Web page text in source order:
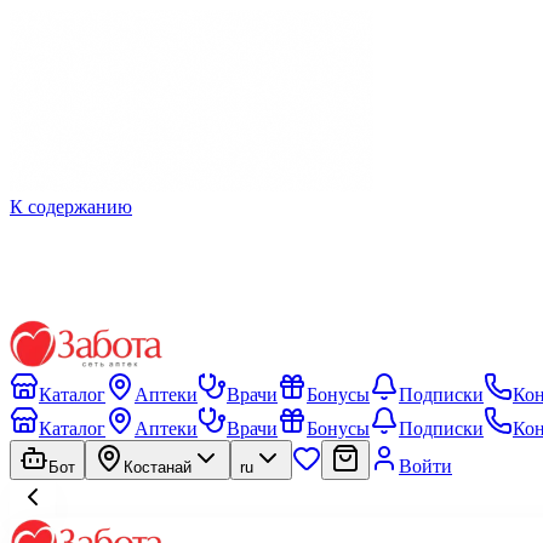
К содержанию
Каталог Аптеки Врачи Бонусы Подписки
Каталог
Аптеки Врачи Бонусы Подписки
Бот Костанай ru Войти